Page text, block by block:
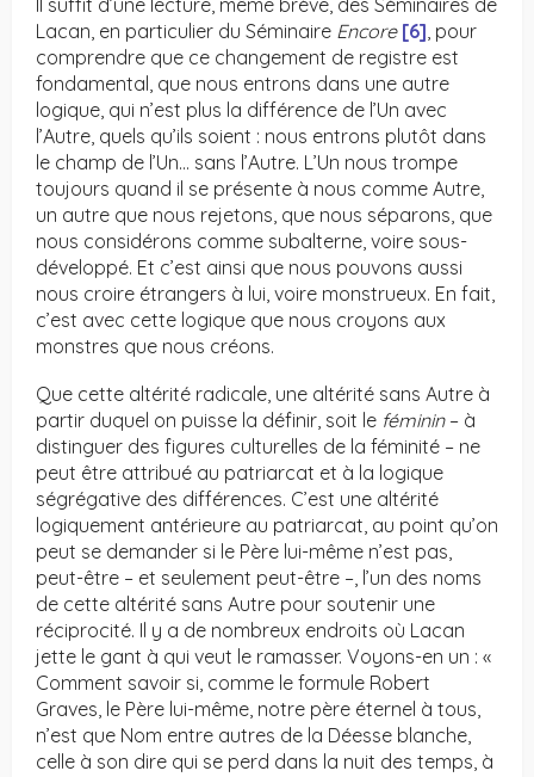
Il suffit d’une lecture, même brève, des Séminaires de
Lacan, en particulier du Séminaire Encore [6], pour
comprendre que ce changement de registre est
fondamental, que nous entrons dans une autre
logique, qui n’est plus la différence de l’Un avec
l’Autre, quels qu’ils soient : nous entrons plutôt dans
le champ de l’Un… sans l’Autre. L’Un nous trompe
toujours quand il se présente à nous comme Autre,
un autre que nous rejetons, que nous séparons, que
nous considérons comme subalterne, voire sous-
développé. Et c’est ainsi que nous pouvons aussi
nous croire étrangers à lui, voire monstrueux. En fait,
c’est avec cette logique que nous croyons aux
monstres que nous créons.
Que cette altérité radicale, une altérité sans Autre à
partir duquel on puisse la définir, soit le féminin – à
distinguer des figures culturelles de la féminité – ne
peut être attribué au patriarcat et à la logique
ségrégative des différences. C’est une altérité
logiquement antérieure au patriarcat, au point qu’on
peut se demander si le Père lui-même n’est pas,
peut-être – et seulement peut-être –, l’un des noms
de cette altérité sans Autre pour soutenir une
réciprocité. Il y a de nombreux endroits où Lacan
jette le gant à qui veut le ramasser. Voyons-en un : «
Comment savoir si, comme le formule Robert
Graves, le Père lui-même, notre père éternel à tous,
n’est que Nom entre autres de la Déesse blanche,
celle à son dire qui se perd dans la nuit des temps, à